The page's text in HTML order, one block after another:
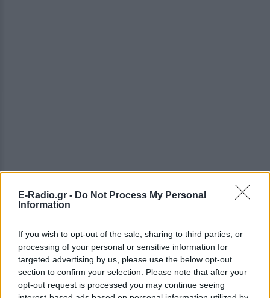
E-Radio.gr - Do Not Process My Personal
Information
If you wish to opt-out of the sale, sharing to third parties, or
processing of your personal or sensitive information for
targeted advertising by us, please use the below opt-out
section to confirm your selection. Please note that after your
opt-out request is processed you may continue seeing
ΣΤΗΝ ΙΔΙΑ ΚΑΤΗΓΟΡΙΑ
Ατύχημα για τον Ιβάν Σβιτάιλο
στην Κέρκυρα: «Θα σηκωθώ πιο